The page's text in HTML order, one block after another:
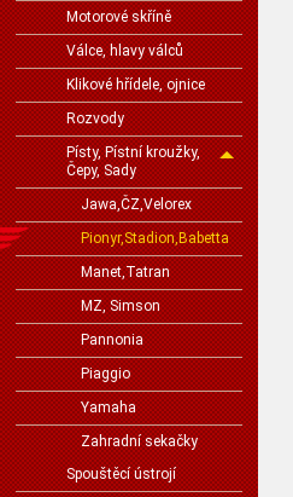
Motorové skříně
Válce, hlavy válců
Klikové hřídele, ojnice
Rozvody
Písty, Pístní kroužky,
Čepy, Sady
Jawa,ČZ,Velorex
Pionyr,Stadion,Babetta
Manet,Tatran
MZ, Simson
Pannonia
Piaggio
Yamaha
Zahradní sekačky
Spouštěcí ústrojí